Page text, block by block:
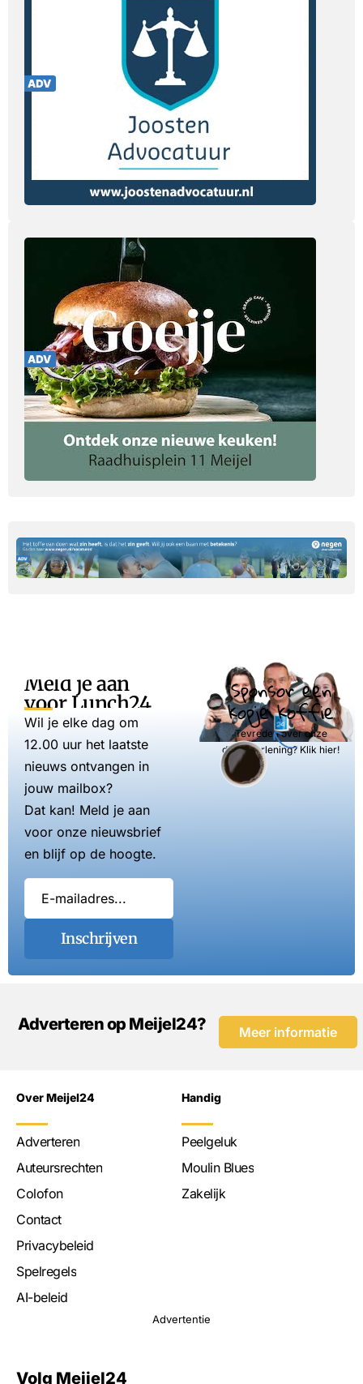
Meld je aan
voor Lunch24
Wil je elke dag om
12.00 uur het laatste
nieuws ontvangen in
jouw mailbox?
Dat kan! Meld je aan
voor onze nieuwsbrief
en blijf op de hoogte.
Inschrijven
Sponsor een
kopje koffie
Tevreden over onze
dienstverlening? Klik hier!
Adverteren op Meijel24? Meer informatie
Over Meijel24
Adverteren
Auteursrechten
Colofon
Contact
Privacybeleid
Spelregels
AI-beleid
Handig
Peelgeluk
Moulin Blues
Zakelijk
Advertentie
Volg Meijel24